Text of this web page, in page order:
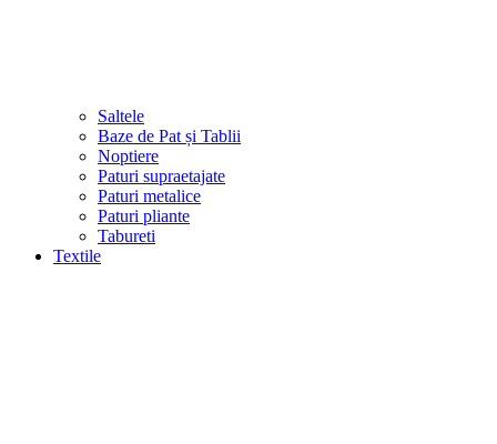
Saltele
Baze de Pat și Tablii
Noptiere
Paturi supraetajate
Paturi metalice
Paturi pliante
Tabureti
Textile